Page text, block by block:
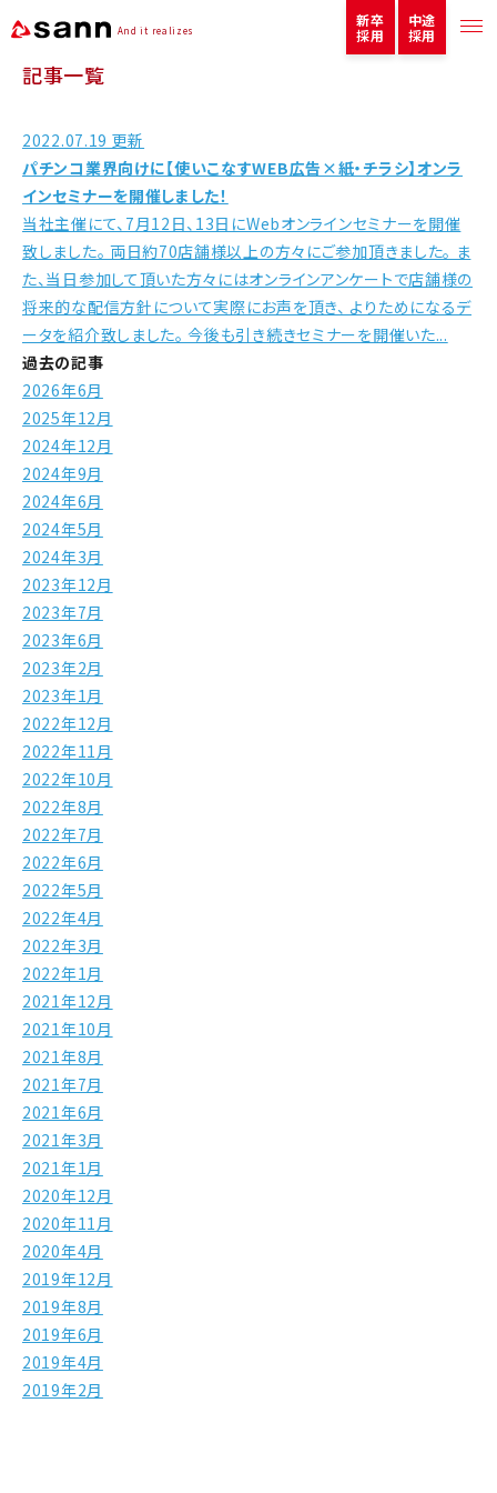
And it realizes
新卒
採用
中途
採用
記事一覧
2022.07.19 更新
パチンコ業界向けに【使いこなすWEB広告×紙・チラシ】オンラ
インセミナーを開催しました！
当社主催にて、7月12日、13日にWebオンラインセミナーを開催
致しました。 両日約70店舗様以上の方々にご参加頂きました。 ま
た、当日参加して頂いた方々にはオンラインアンケートで店舗様の
将来的な配信方針について実際にお声を頂き、 よりためになるデ
ータを紹介致しました。 今後も引き続きセミナーを開催いた...
過去の記事
2026年6月
2025年12月
2024年12月
2024年9月
2024年6月
2024年5月
2024年3月
2023年12月
2023年7月
2023年6月
2023年2月
2023年1月
2022年12月
2022年11月
2022年10月
2022年8月
2022年7月
2022年6月
2022年5月
2022年4月
2022年3月
2022年1月
2021年12月
2021年10月
2021年8月
2021年7月
2021年6月
2021年3月
2021年1月
2020年12月
2020年11月
2020年4月
2019年12月
2019年8月
2019年6月
2019年4月
2019年2月